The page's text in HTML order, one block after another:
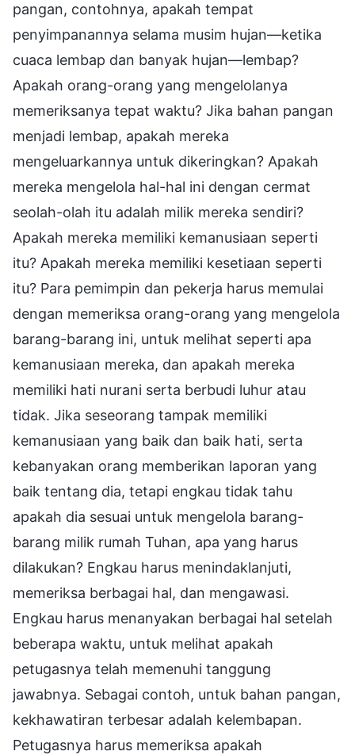
pangan, contohnya, apakah tempat
penyimpanannya selama musim hujan—ketika
cuaca lembap dan banyak hujan—lembap?
Apakah orang-orang yang mengelolanya
memeriksanya tepat waktu? Jika bahan pangan
menjadi lembap, apakah mereka
mengeluarkannya untuk dikeringkan? Apakah
mereka mengelola hal-hal ini dengan cermat
seolah-olah itu adalah milik mereka sendiri?
Apakah mereka memiliki kemanusiaan seperti
itu? Apakah mereka memiliki kesetiaan seperti
itu? Para pemimpin dan pekerja harus memulai
dengan memeriksa orang-orang yang mengelola
barang-barang ini, untuk melihat seperti apa
kemanusiaan mereka, dan apakah mereka
memiliki hati nurani serta berbudi luhur atau
tidak. Jika seseorang tampak memiliki
kemanusiaan yang baik dan baik hati, serta
kebanyakan orang memberikan laporan yang
baik tentang dia, tetapi engkau tidak tahu
apakah dia sesuai untuk mengelola barang-
barang milik rumah Tuhan, apa yang harus
dilakukan? Engkau harus menindaklanjuti,
memeriksa berbagai hal, dan mengawasi.
Engkau harus menanyakan berbagai hal setelah
beberapa waktu, untuk melihat apakah
petugasnya telah memenuhi tanggung
jawabnya. Sebagai contoh, untuk bahan pangan,
kekhawatiran terbesar adalah kelembapan.
Petugasnya harus memeriksa apakah